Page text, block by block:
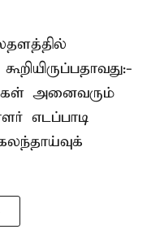
அனைவரும்
எடப்பாடி